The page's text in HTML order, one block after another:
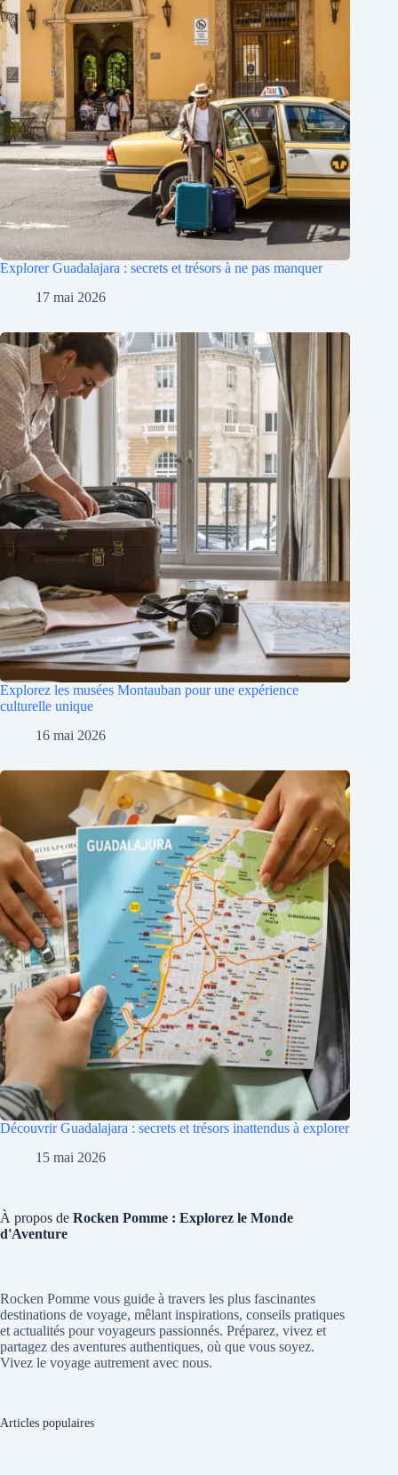
Explorer Guadalajara : secrets et trésors à ne pas manquer
17 mai 2026
Explorez les musées Montauban pour une expérience
culturelle unique
16 mai 2026
Découvrir Guadalajara : secrets et trésors inattendus à explorer
15 mai 2026
À propos de Rocken Pomme : Explorez le Monde
d'Aventure
Rocken Pomme vous guide à travers les plus fascinantes
destinations de voyage, mêlant inspirations, conseils pratiques
et actualités pour voyageurs passionnés. Préparez, vivez et
partagez des aventures authentiques, où que vous soyez.
Vivez le voyage autrement avec nous.
Articles populaires